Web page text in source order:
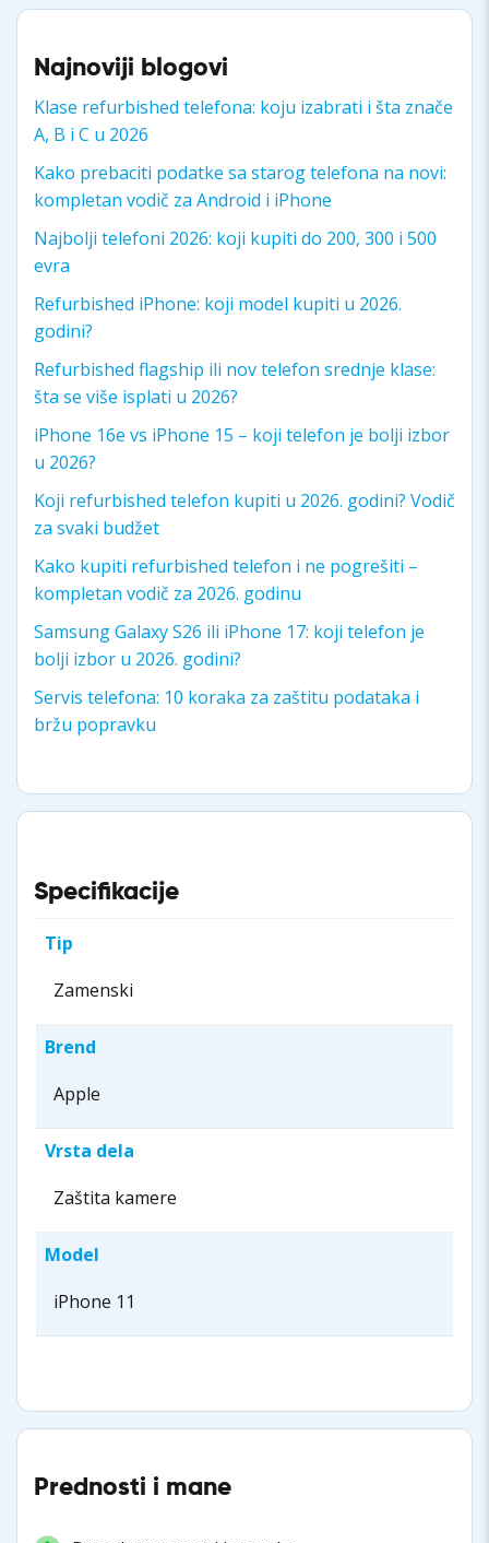
Najnoviji blogovi
Klase refurbished telefona: koju izabrati i šta znače
A, B i C u 2026
Kako prebaciti podatke sa starog telefona na novi:
kompletan vodič za Android i iPhone
Najbolji telefoni 2026: koji kupiti do 200, 300 i 500
evra
Refurbished iPhone: koji model kupiti u 2026.
godini?
Refurbished flagship ili nov telefon srednje klase:
šta se više isplati u 2026?
iPhone 16e vs iPhone 15 – koji telefon je bolji izbor
u 2026?
Koji refurbished telefon kupiti u 2026. godini? Vodič
za svaki budžet
Kako kupiti refurbished telefon i ne pogrešiti –
kompletan vodič za 2026. godinu
Samsung Galaxy S26 ili iPhone 17: koji telefon je
bolji izbor u 2026. godini?
Servis telefona: 10 koraka za zaštitu podataka i
bržu popravku
Specifikacije
Tip
Zamenski
Brend
Apple
Vrsta dela
Zaštita kamere
Model
iPhone 11
Prednosti i mane